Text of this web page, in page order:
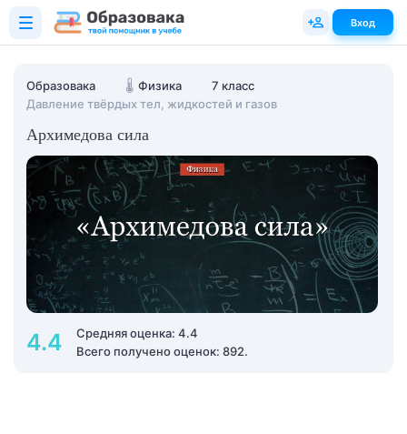
Образовака 🌡️ Физика
7 класс
Давление твёрдых тел, жидкостей и газов
Архимедова сила
4.4
Средняя оценка: 4.4
Всего получено оценок: 892.
Вход